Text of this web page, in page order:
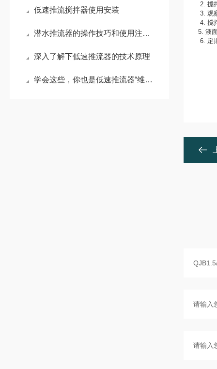
低速推流搅拌器使用安装
潜水推流器的操作技巧和使用注意事项
深入了解下低速推流器的技术原理
学会这些，你也是低速推流器“维修员”
2. 搅
3. 观
4. 搅
5. 液
6. 定